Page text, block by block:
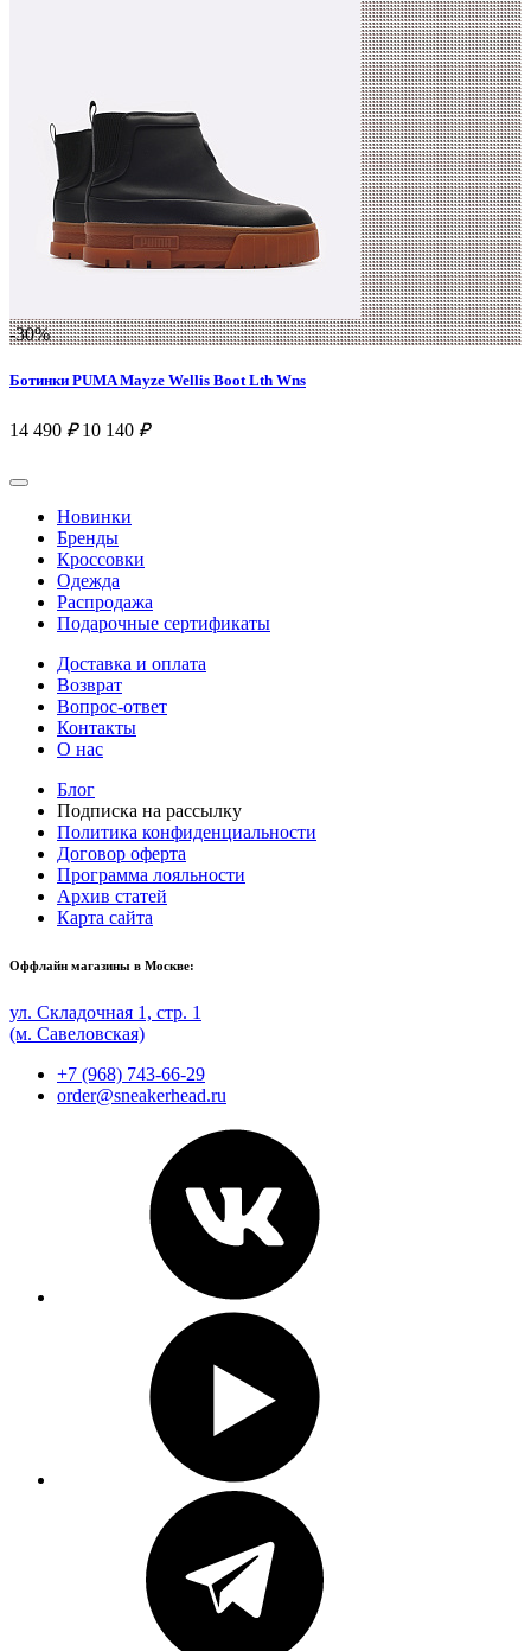
-30%
Ботинки PUMA Mayze Wellis Boot Lth Wns
14 490 ₽ 10 140 ₽
Новинки
Бренды
Кроссовки
Одежда
Распродажа
Подарочные сертификаты
Доставка и оплата
Возврат
Вопрос-ответ
Контакты
О нас
Блог
Подписка на рассылку
Политика конфиденциальности
Договор оферта
Программа лояльности
Архив статей
Карта сайта
Оффлайн магазины в Москве:
ул. Складочная 1, стр. 1
(м. Савеловская)
+7 (968) 743-66-29
order@sneakerhead.ru